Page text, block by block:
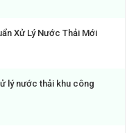
Xử Lý Nước Thải Mới
lý nước thải khu công